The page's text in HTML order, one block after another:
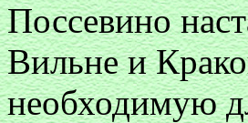
Поссевино
Вильне и
необходимую